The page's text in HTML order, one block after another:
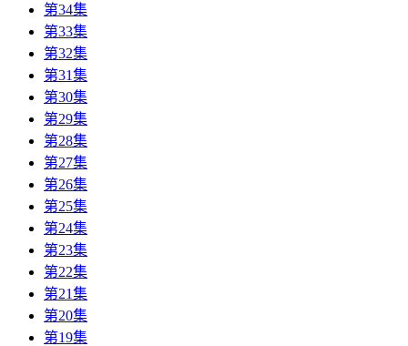
第34集
第33集
第32集
第31集
第30集
第29集
第28集
第27集
第26集
第25集
第24集
第23集
第22集
第21集
第20集
第19集